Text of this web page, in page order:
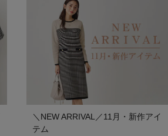
＼NEW ARRIVAL／11月・新作アイ
テム